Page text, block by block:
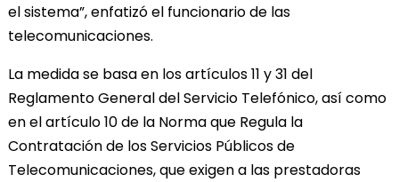
el sistema”, enfatizó el funcionario de las
telecomunicaciones.
La medida se basa en los artículos 11 y 31 del
Reglamento General del Servicio Telefónico, así como
en el artículo 10 de la Norma que Regula la
Contratación de los Servicios Públicos de
Telecomunicaciones, que exigen a las prestadoras